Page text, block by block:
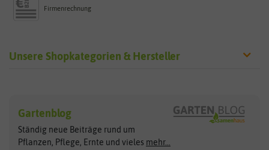
Firmenrechnung
Unsere Shopkategorien & Hersteller
Exotische Samen
Gemüsesamen
Gründünger
Arche Noah
ASB Greenworld
Clever Pots
COMPO
Gartenblog
Ständig neue Beiträge rund um
Pflanzen, Pflege, Ernte und vieles mehr...